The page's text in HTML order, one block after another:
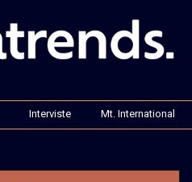
Interviste Mt. International